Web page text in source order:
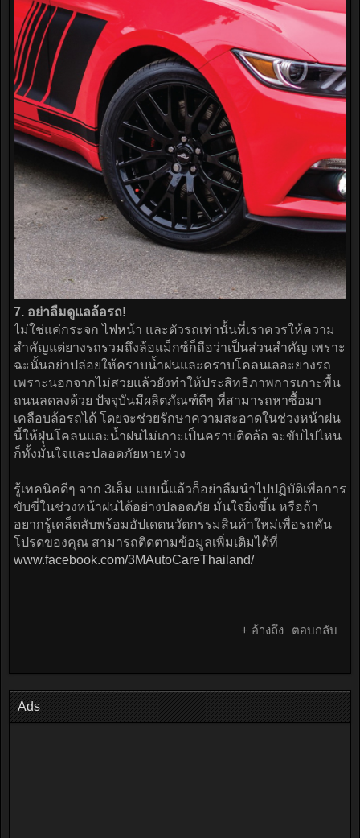
7. อย่าลืมดูแลล้อรถ!
ไม่ใช่แค่กระจก ไฟหน้า และตัวรถเท่านั้นที่เราควรให้ความ
สำคัญแต่ยางรถรวมถึงล้อแม็กซ์ก็ถือว่าเป็นส่วนสำคัญ เพราะ
ฉะนั้นอย่าปล่อยให้คราบน้ำฝนและคราบโคลนเลอะยางรถ
เพราะนอกจากไม่สวยแล้วยังทำให้ประสิทธิภาพการเกาะพื้น
ถนนลดลงด้วย ปัจจุบันมีผลิตภัณฑ์ดีๆ ที่สามารถหาซื้อมา
เคลือบล้อรถได้ โดยจะช่วยรักษาความสะอาดในช่วงหน้าฝน
นี้ให้ฝุ่นโคลนและน้ำฝนไม่เกาะเป็นคราบติดล้อ จะขับไปไหน
ก็ทั้งมั่นใจและปลอดภัยหายห่วง
รู้เทคนิคดีๆ จาก 3เอ็ม แบบนี้แล้วก็อย่าลืมนำไปปฏิบัติเพื่อการ
ขับขี่ในช่วงหน้าฝนได้อย่างปลอดภัย มั่นใจยิ่งขึ้น หรือถ้า
อยากรู้เคล็ดลับพร้อมอัปเดตนวัตกรรมสินค้าใหม่เพื่อรถคัน
โปรดของคุณ สามารถติดตามข้อมูลเพิ่มเติมได้ที่
www.facebook.com/3MAutoCareThailand/
+ อ้างถึง ตอบกลับ
Ads